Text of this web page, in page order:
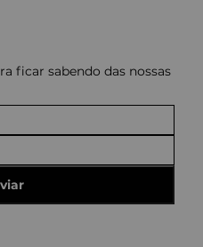
ficar sabendo das nossas